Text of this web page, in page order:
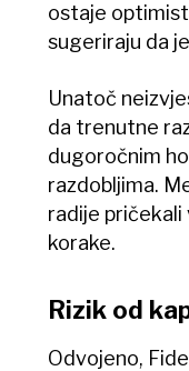
ostaje
sugeriraju da
Unatoč
da trenutne
dugoročnim
razdobljima.
radije pričekali
korake.
Rizik od
Odvojeno,